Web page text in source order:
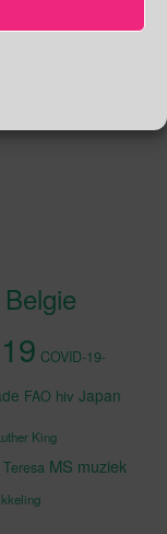
te
Belgie
COVID-19-
FAO hiv Japan
King
MS muziek